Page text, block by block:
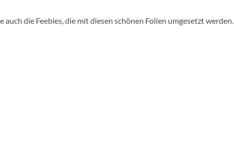
die Feebies, die mit diesen schönen Folien umgesetzt werden.